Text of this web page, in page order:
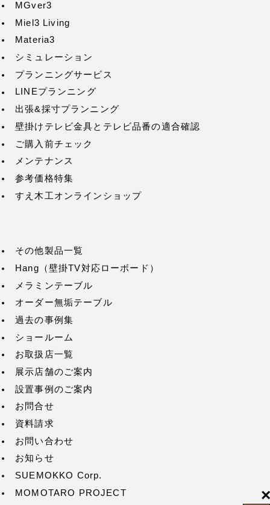
MGver3
Miel3 Living
Materia3
シミュレーション
プランニングサービス
LINEプランニング
出張&採寸プランニング
壁掛けテレビ金具とテレビ品番の適合確認
ご購入前チェック
メンテナンス
参考価格特集
すえ木工オンラインショップ
その他製品一覧
Hang（壁掛TV対応ローボード）
メラミンテーブル
オーダー無垢テーブル
過去の事例集
ショールーム
お取扱店一覧
展示店舗のご案内
設置事例のご案内
お問合せ
資料請求
お問い合わせ
お知らせ
SUEMOKKO Corp.
MOMOTARO PROJECT